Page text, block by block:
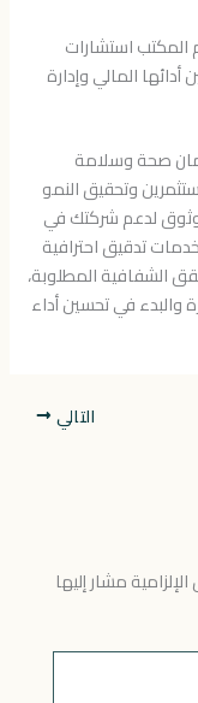
المكتب استشارات
المالي وإدارة
صحة وسلامة
وتحقيق النمو
لدعم شركتك في
تدقيق احترافية
الشفافية المطلوبة،
والبدء في تحسين أداء
التالي
مشار إليها